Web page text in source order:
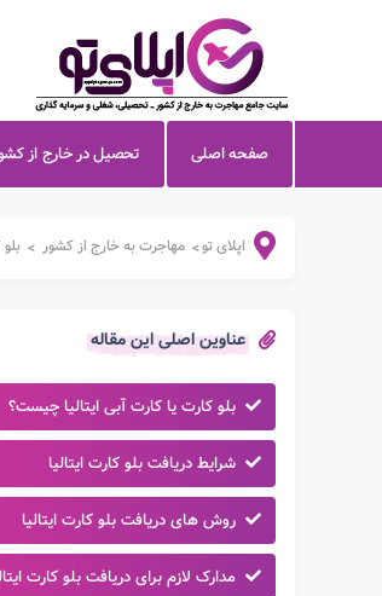
صفحه اصلی تحصیل در خارج از
اپلای تو> مهاجرت به خارج از کشور > بلو
عناوین اصلی این مقاله
بلو کارت یا کارت آبی ایتالیا چیست؟
شرایط دریافت بلو کارت ایتالیا
روش های دریافت بلو کارت ایتالیا
مدارک لازم برای دریافت بلو کارت